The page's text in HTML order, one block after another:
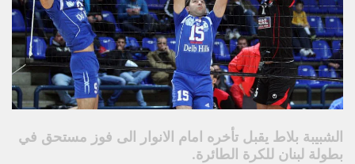
الشبيبة بلاط يقبل تأخره امام الانوار الى فوز مستحق في
بطولة لبنان للكرة الطائرة.